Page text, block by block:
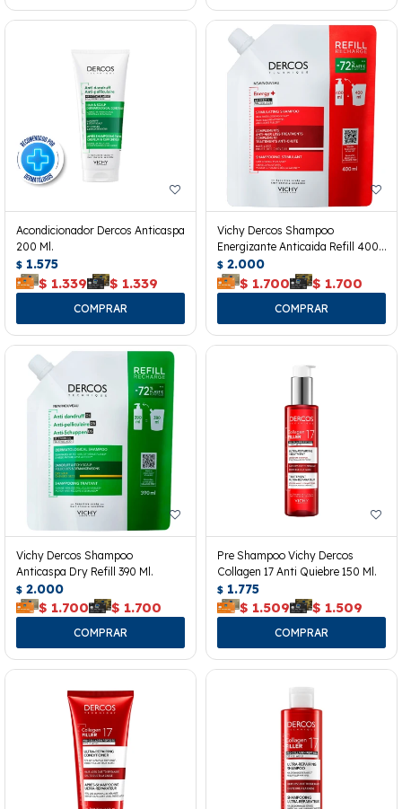
Acondicionador Dercos Anticaspa
200 Ml.
$ 1.575
$ 1.339 $ 1.339
Vichy Dercos Shampoo
Energizante Anticaida Refill 400
Ml.
$ 2.000
$ 1.700 $ 1.700
Vichy Dercos Shampoo
Anticaspa Dry Refill 390 Ml.
$ 2.000
$ 1.700 $ 1.700
Pre Shampoo Vichy Dercos
Collagen 17 Anti Quiebre 150 Ml.
$ 1.775
$ 1.509 $ 1.509